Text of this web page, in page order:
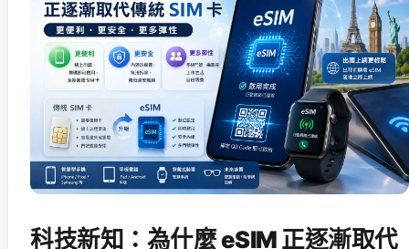
科技新知：為什麼 eSIM 正逐漸取代